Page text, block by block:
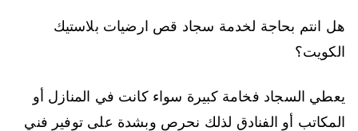
هل انتم بحاجة لخدمة سجاد قص ارضيات بلاستيك
الكويت؟
يعطي السجاد فخامة كبيرة سواء كانت في المنازل أو
المكاتب أو الفنادق لذلك نحرص وبشدة على توفير فني